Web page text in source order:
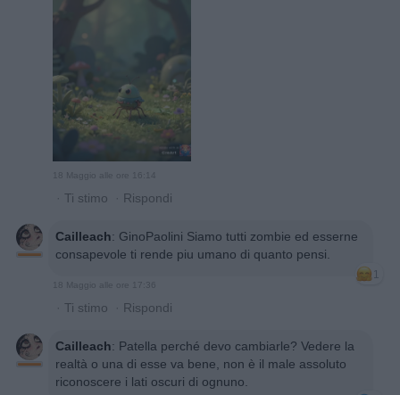
18 Maggio alle ore 16:14
· Ti stimo · Rispondi
Cailleach: GinoPaolini Siamo tutti zombie ed esserne
consapevole ti rende piu umano di quanto pensi.
1
18 Maggio alle ore 17:36
· Ti stimo · Rispondi
Cailleach: Patella perché devo cambiarle? Vedere la
realtà o una di esse va bene, non è il male assoluto
riconoscere i lati oscuri di ognuno.